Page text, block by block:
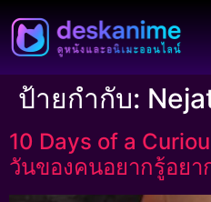
ป้ายกำกับ:
10 Days of a
วันของคนอยากรู้อยา